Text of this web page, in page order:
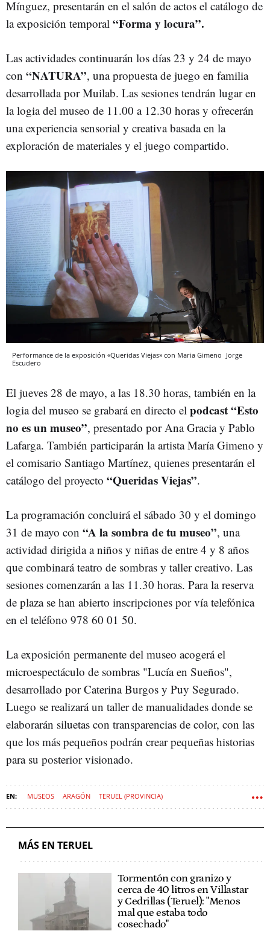
Mínguez, presentarán en el salón de actos el catálogo de
la exposición temporal “Forma y locura”.
Las actividades continuarán los días 23 y 24 de mayo
con “NATURA”, una propuesta de juego en familia
desarrollada por Muilab. Las sesiones tendrán lugar en
la logia del museo de 11.00 a 12.30 horas y ofrecerán
una experiencia sensorial y creativa basada en la
exploración de materiales y el juego compartido.
Performance de la exposición «Queridas Viejas» con Maria Gimeno Jorge
Escudero
El jueves 28 de mayo, a las 18.30 horas, también en la
logia del museo se grabará en directo el podcast “Esto
no es un museo”, presentado por Ana Gracia y Pablo
Lafarga. También participarán la artista María Gimeno y
el comisario Santiago Martínez, quienes presentarán el
catálogo del proyecto “Queridas Viejas”.
La programación concluirá el sábado 30 y el domingo
31 de mayo con “A la sombra de tu museo”, una
actividad dirigida a niños y niñas de entre 4 y 8 años
que combinará teatro de sombras y taller creativo. Las
sesiones comenzarán a las 11.30 horas. Para la reserva
de plaza se han abierto inscripciones por vía telefónica
en el teléfono 978 60 01 50.
La exposición permanente del museo acogerá el
microespectáculo de sombras "Lucía en Sueños",
desarrollado por Caterina Burgos y Puy Segurado.
Luego se realizará un taller de manualidades donde se
elaborarán siluetas con transparencias de color, con las
que los más pequeños podrán crear pequeñas historias
para su posterior visionado.
MUSEOS ARAGÓN TERUEL (PROVINCIA)
MÁS EN TERUEL
Tormentón con granizo y
cerca de 40 litros en Villastar
y Cedrillas (Teruel): "Menos
mal que estaba todo
cosechado"